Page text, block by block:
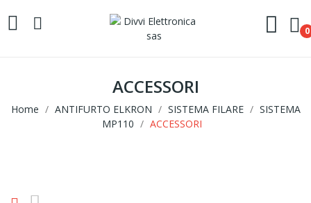
0
ACCESSORI
Home ANTIFURTO ELKRON SISTEMA FILARE
SISTEMA
MP110
ACCESSORI